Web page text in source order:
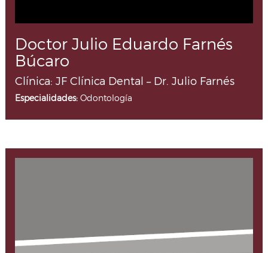
Doctor Julio Eduardo Farnés
Búcaro
Clínica: JF Clínica Dental – Dr. Julio Farnés
Especialidades: Odontología